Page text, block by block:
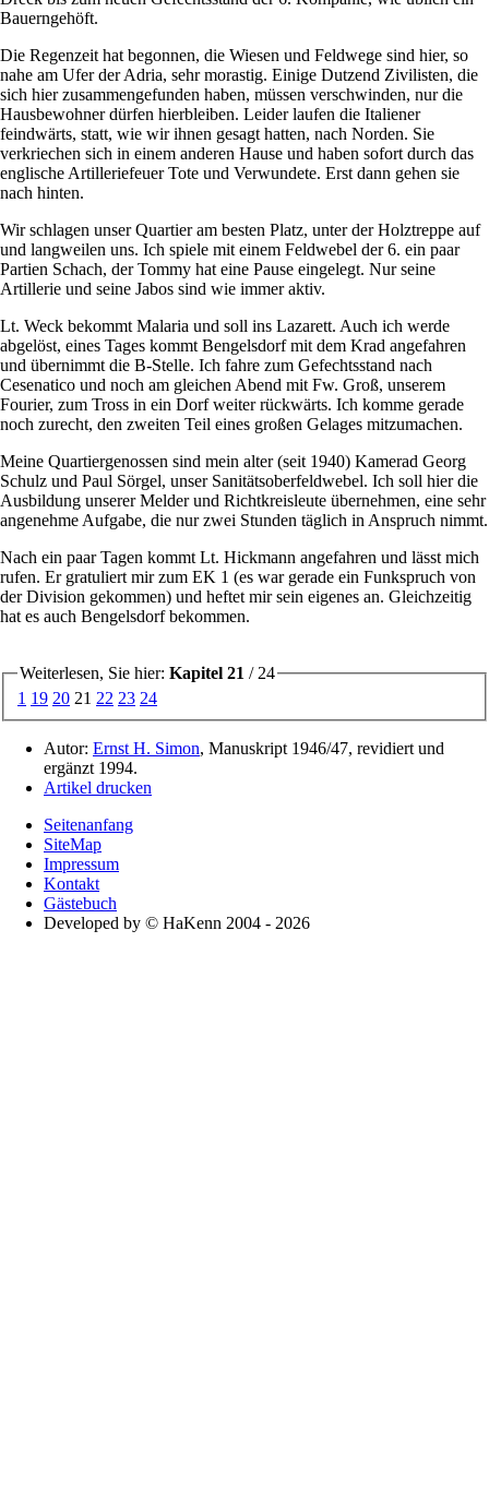
Bauerngehöft.
Die Regenzeit hat begonnen, die Wiesen und Feldwege sind hier, so
nahe am Ufer der Adria, sehr morastig. Einige Dutzend Zivilisten, die
sich hier zusammengefunden haben, müssen verschwinden, nur die
Hausbewohner dürfen hierbleiben. Leider laufen die Italiener
feindwärts, statt, wie wir ihnen gesagt hatten, nach Norden. Sie
verkriechen sich in einem anderen Hause und haben sofort durch das
englische Artilleriefeuer Tote und Verwundete. Erst dann gehen sie
nach hinten.
Wir schlagen unser Quartier am besten Platz, unter der Holztreppe auf
und langweilen uns. Ich spiele mit einem Feldwebel der 6. ein paar
Partien Schach, der Tommy hat eine Pause eingelegt. Nur seine
Artillerie und seine Jabos sind wie immer aktiv.
Lt. Weck bekommt Malaria und soll ins Lazarett. Auch ich werde
abgelöst, eines Tages kommt Bengelsdorf mit dem Krad angefahren
und übernimmt die B-Stelle. Ich fahre zum Gefechtsstand nach
Cesenatico und noch am gleichen Abend mit Fw. Groß, unserem
Fourier, zum Tross in ein Dorf weiter rückwärts. Ich komme gerade
noch zurecht, den zweiten Teil eines großen Gelages mitzumachen.
Meine Quartiergenossen sind mein alter (seit 1940) Kamerad Georg
Schulz und Paul Sörgel, unser Sanitätsoberfeldwebel. Ich soll hier die
Ausbildung unserer Melder und Richtkreisleute übernehmen, eine sehr
angenehme Aufgabe, die nur zwei Stunden täglich in Anspruch nimmt.
Nach ein paar Tagen kommt Lt. Hickmann angefahren und lässt mich
rufen. Er gratuliert mir zum EK 1 (es war gerade ein Funkspruch von
der Division gekommen) und heftet mir sein eigenes an. Gleichzeitig
hat es auch Bengelsdorf bekommen.
Weiterlesen, Sie hier: Kapitel 21 / 24
1 19 20 21 22 23 24
Autor: Ernst H. Simon, Manuskript 1946/47, revidiert und
ergänzt 1994.
Artikel drucken
Seitenanfang
SiteMap
Impressum
Kontakt
Gästebuch
Developed by © HaKenn 2004 - 2026